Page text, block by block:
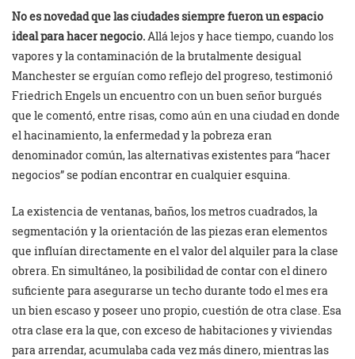
No es novedad que las ciudades siempre fueron un espacio
ideal para hacer negocio.Allá lejos y hace tiempo, cuando los
vapores y la contaminación de la brutalmente desigual
Manchester se erguían como reflejo del progreso, testimonió
Friedrich Engels un encuentro con un buen señor burgués
que le comentó, entre risas, como aún en una ciudad en donde
el hacinamiento, la enfermedad y la pobreza eran
denominador común, las alternativas existentes para “hacer
negocios” se podían encontrar en cualquier esquina.
La existencia de ventanas, baños, los metros cuadrados, la
segmentación y la orientación de las piezas eran elementos
que influían directamente en el valor del alquiler para la clase
obrera. En simultáneo, la posibilidad de contar con el dinero
suficiente para asegurarse un techo durante todo el mes era
un bien escaso y poseer uno propio, cuestión de otra clase. Esa
otra clase era la que, con exceso de habitaciones y viviendas
para arrendar, acumulaba cada vez más dinero, mientras las